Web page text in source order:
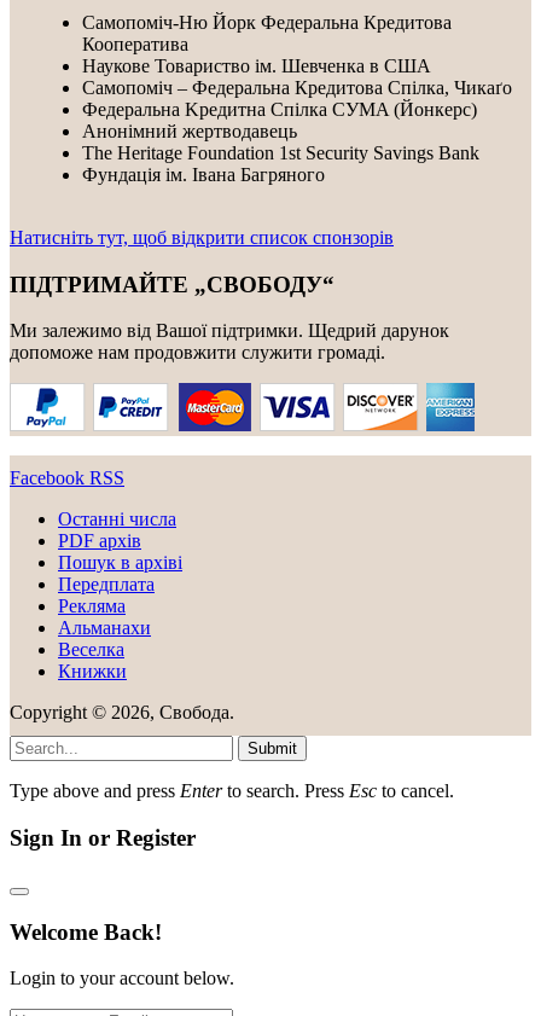
Самопоміч-Ню Йорк Федеральна Кредитова
Кооператива
Наукове Товариство ім. Шевченка в США
Самопоміч – Федеральна Кредитова Спілка, Чикаґо
Федеральнa Kредитнa Спілка CУMA (Йонкерс)
Анонімний жертводавець
The Heritage Foundation 1st Security Savings Bank
Фундація ім. Івана Багряного
Натисніть тут, щоб відкрити список спонзорів
ПІДТРИМАЙТЕ „СВОБОДУ“
Ми залежимо від Вашої підтримки. Щедрий дарунок
допоможе нам продовжити служити громаді.
Facebook RSS
Останні числа
PDF архів
Пошук в архіві
Передплата
Рекляма
Альманахи
Веселка
Книжки
Copyright © 2026, Свобода.
Submit
Type above and press Enterto search. Press Esc to cancel.
Sign In or Register
Welcome Back!
Login to your account below.